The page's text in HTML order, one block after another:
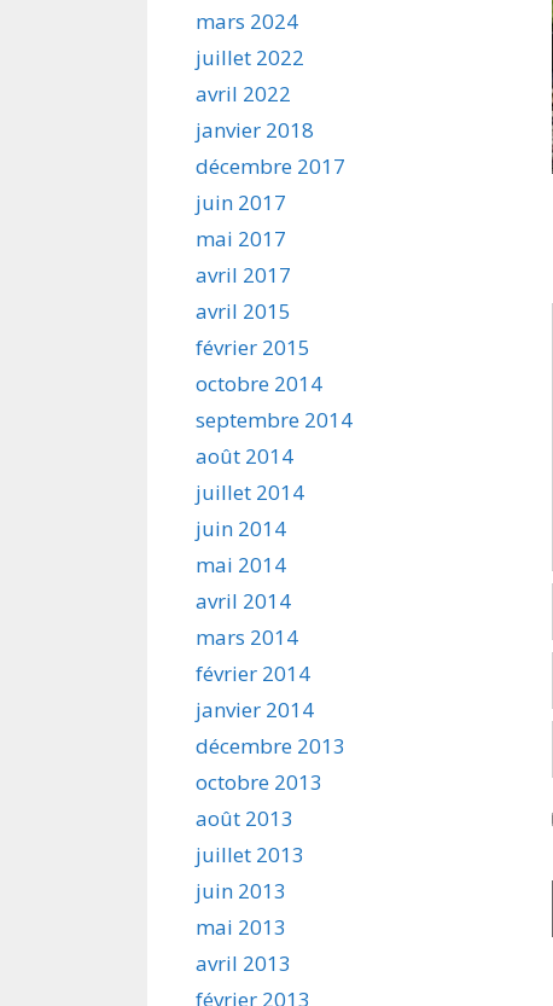
mars 2024
juillet 2022
avril 2022
janvier 2018
décembre 2017
juin 2017
mai 2017
avril 2017
avril 2015
février 2015
octobre 2014
septembre 2014
août 2014
juillet 2014
juin 2014
mai 2014
avril 2014
mars 2014
février 2014
janvier 2014
décembre 2013
octobre 2013
août 2013
juillet 2013
juin 2013
mai 2013
avril 2013
février 2013